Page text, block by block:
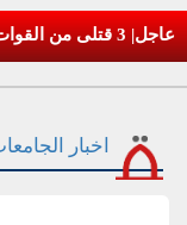
عاجل| 3 قتلى من القوات الحكومية اليمنية بهجوم جديد للحوثيين
اخبار